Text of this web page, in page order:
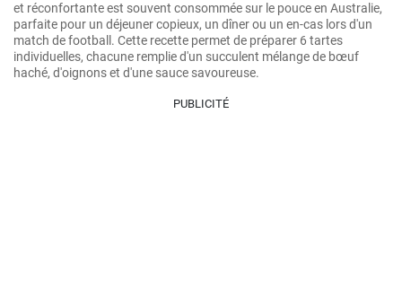
et réconfortante est souvent consommée sur le pouce en Australie,
parfaite pour un déjeuner copieux, un dîner ou un en-cas lors d'un
match de football. Cette recette permet de préparer 6 tartes
individuelles, chacune remplie d'un succulent mélange de bœuf
haché, d'oignons et d'une sauce savoureuse.
PUBLICITÉ